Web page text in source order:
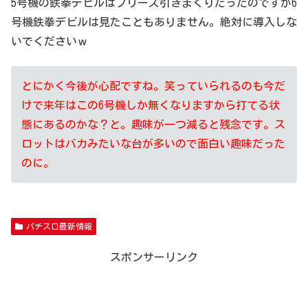
5号機の鉄拳デビルはフリーズ引きまくりだったのですが6
号機鉄拳デビルは見たこともありません。絶対に導入しな
いでくださいｗ
とにかく今後が心配ですね。笑っていられるのも今だ
けで来年はこの6号機しか無くなりますから打てる状
態にあるのかな？と。趣味が一つ減ると残念です。ス
ロットはバカみたいな台が多いので面白い趣味だった
のに。
パチスロ最新情報
スポンサーリンク